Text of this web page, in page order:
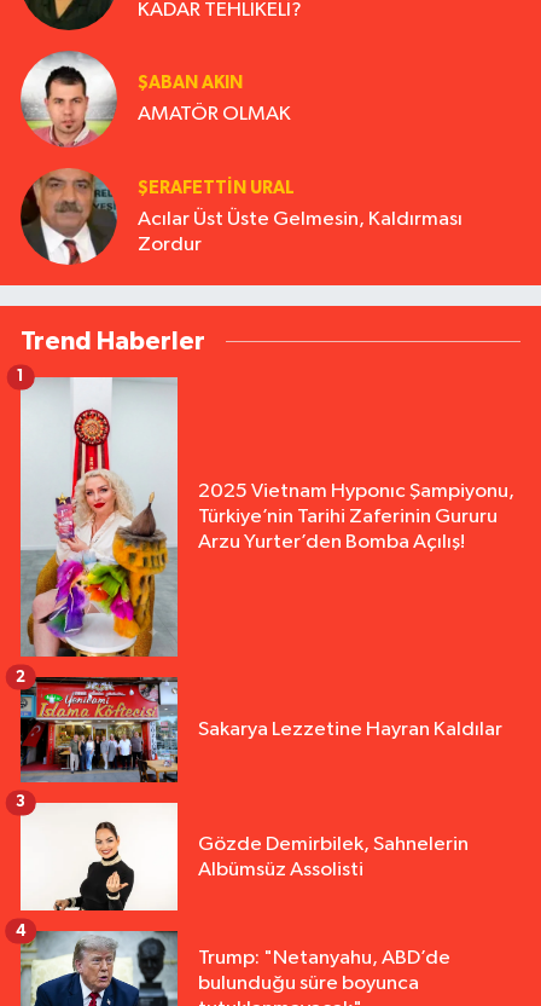
KADAR TEHLİKELİ?
ŞABAN AKIN
AMATÖR OLMAK
ŞERAFETTIN URAL
Acılar Üst Üste Gelmesin, Kaldırması
Zordur
Trend Haberler
2025 Vietnam Hyponıc Şampiyonu,
Türkiye’nin Tarihi Zaferinin Gururu
Arzu Yurter’den Bomba Açılış!
1
Sakarya Lezzetine Hayran Kaldılar
2
Gözde Demirbilek, Sahnelerin
Albümsüz Assolisti
3
Trump: "Netanyahu, ABD’de
bulunduğu süre boyunca
4